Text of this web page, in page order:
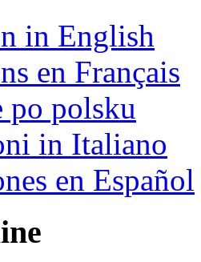
in English
en Français
po polsku
in Italiano
en Español